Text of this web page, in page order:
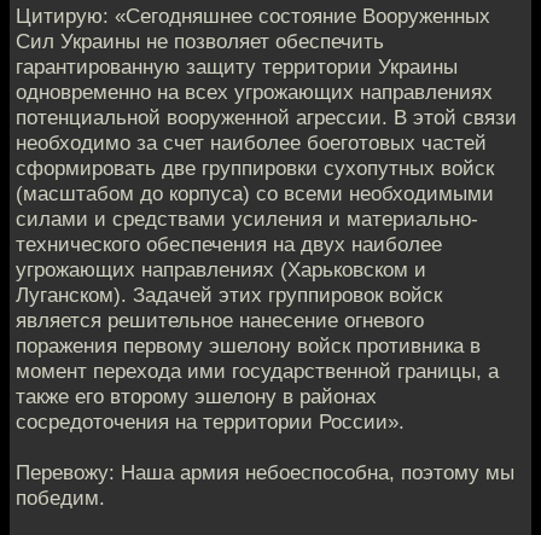
Цитирую: «Сегодняшнее состояние Вооруженных
Сил Украины не позволяет обеспечить
гарантированную защиту территории Украины
одновременно на всех угрожающих направлениях
потенциальной вооруженной агрессии. В этой связи
необходимо за счет наиболее боеготовых частей
сформировать две группировки сухопутных войск
(масштабом до корпуса) со всеми необходимыми
силами и средствами усиления и материально-
технического обеспечения на двух наиболее
угрожающих направлениях (Харьковском и
Луганском). Задачей этих группировок войск
является решительное нанесение огневого
поражения первому эшелону войск противника в
момент перехода ими государственной границы, а
также его второму эшелону в районах
сосредоточения на территории России».
Перевожу: Наша армия небоеспособна, поэтому мы
победим.